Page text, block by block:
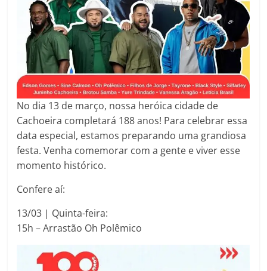
No dia 13 de março, nossa heróica cidade de
Cachoeira completará 188 anos! Para celebrar essa
data especial, estamos preparando uma grandiosa
festa. Venha comemorar com a gente e viver esse
momento histórico.
Confere aí:
13/03 | Quinta-feira:
15h – Arrastão Oh Polêmico